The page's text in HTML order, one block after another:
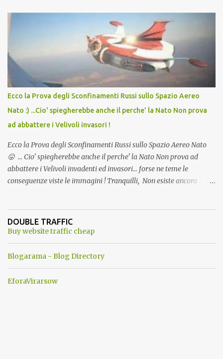
Vaccino come: l' Amaro del Capo, era "spettacolare Ghiacciato, ma
andava bene anche, a Temperatura Ambiente"! Riproponiamo
l'articolo per NON Dimenticare!
Ecco la Prova degli Sconfinamenti Russi sullo Spazio Aereo
Nato :) ...Cio' spiegherebbe anche il perche' la Nato Non prova
ad abbattere i Velivoli invasori !
Ecco la Prova degli Sconfinamenti Russi sullo Spazio Aereo Nato
😛 ... Cio' spiegherebbe anche il perche' la Nato Non prova ad
abbattere i Velivoli invadenti ed invasori... forse ne teme le
conseguenze viste le immagini ! Tranquilli, Non esiste ancora
ancora una fantasia Nato o forse una "False Flag", per provocare
una guerra mondiale che difficilmente da menti sane, potrebbe
DOUBLE TRAFFIC
Buy website traffic cheap
Blogarama - Blog Directory
EforaVirarsow